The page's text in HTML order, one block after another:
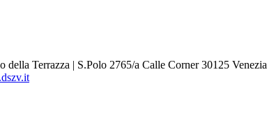
Terrazza | S.Polo 2765/a Calle Corner 30125 Venezia